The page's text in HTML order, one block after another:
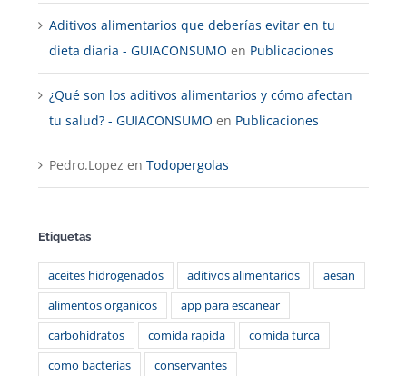
Aditivos alimentarios que deberías evitar en tu
dieta diaria - GUIACONSUMO en Publicaciones
¿Qué son los aditivos alimentarios y cómo afectan
tu salud? - GUIACONSUMO en Publicaciones
Pedro.Lopez en Todopergolas
Etiquetas
aceites hidrogenados aditivos alimentarios
aesan
alimentos organicos
app para escanear
carbohidratos
comida rapida
comida turca
como bacterias
conservantes